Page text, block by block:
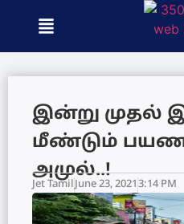
இன்று முதல்
மீண்டும்
அமுல்..!
Jet Tamil June 23, 20213:14 PM